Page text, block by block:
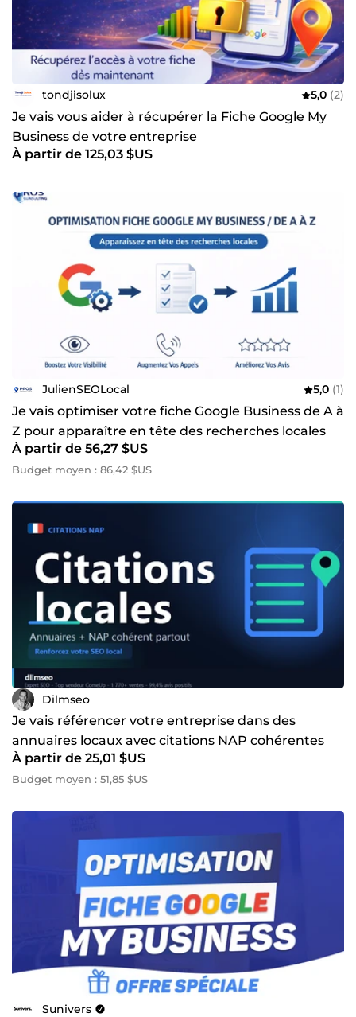
tondjisolux 5,0 (2)
Je vais vous aider à récupérer la Fiche Google My
Business de votre entreprise
À partir de 125,03 $US
JulienSEOLocal 5,0 (1)
Je vais optimiser votre fiche Google Business de A à
Z pour apparaître en tête des recherches locales
À partir de 56,27 $US
Budget moyen : 86,42 $US
Dilmseo
Je vais référencer votre entreprise dans des
annuaires locaux avec citations NAP cohérentes
À partir de 25,01 $US
Budget moyen : 51,85 $US
Sunivers